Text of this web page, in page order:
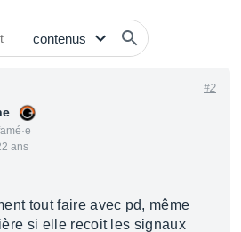
ans
#2
tout faire avec pd, même
si elle recoit les signaux